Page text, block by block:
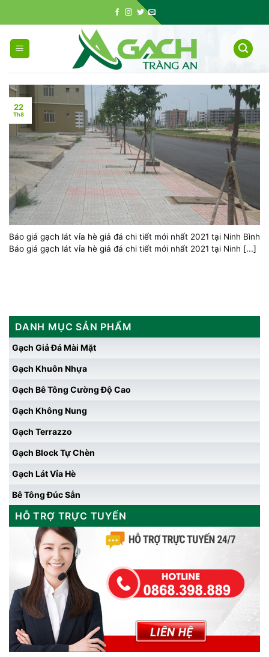
to
content
Báo giá gạch lát vỉa hè giả đá chi tiết mới nhất 2021 tại Ninh Bình
Báo giá gạch lát vỉa hè giả đá chi tiết mới nhất 2021 tại Ninh [...]
22
Th8
DANH MỤC SẢN PHẨM
Gạch Giả Đá Mài Mặt
Gạch Khuôn Nhựa
Gạch Bê Tông Cường Độ Cao
Gạch Không Nung
Gạch Terrazzo
Gạch Block Tự Chèn
Gạch Lát Vỉa Hè
Bê Tông Đúc Sẳn
HỖ TRỢ TRỰC TUYẾN